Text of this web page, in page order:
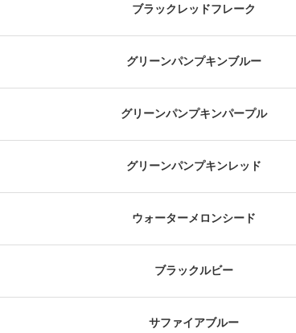
ブラックレッドフレーク
グリーンパンプキンブルー
グリーンパンプキンパープル
グリーンパンプキンレッド
ウォーターメロンシード
ブラックルビー
サファイアブルー